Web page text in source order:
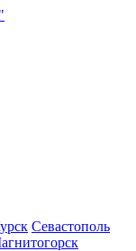
Севастополь